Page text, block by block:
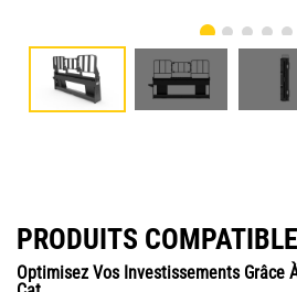
PRODUITS
Optimisez Vos Investissements Grâce